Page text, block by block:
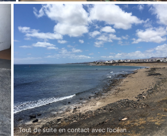
Tout de suite en contact avec l’océan .